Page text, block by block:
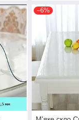
–6%